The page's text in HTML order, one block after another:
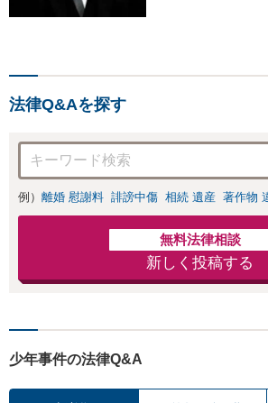
法律Q&Aを探す
例） 離婚 慰謝料 誹謗中傷 相続 遺産 著作物
無料法律相談
新しく投稿する
少年事件の法律Q&A